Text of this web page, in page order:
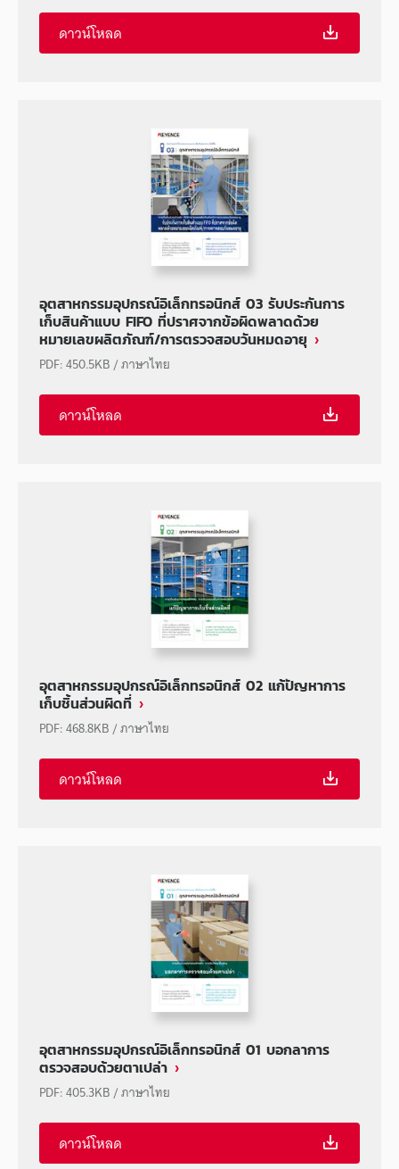
ดาวน์โหลด
อุตสาหกรรมอุปกรณ์อิเล็กทรอนิกส์ 03 รับประกันการ
เก็บสินค้าแบบ FIFO ที่ปราศจากข้อผิดพลาดด้วย
หมายเลขผลิตภัณฑ์/การตรวจสอบวันหมดอายุ
PDF:450.5KB/ภาษาไทย
ดาวน์โหลด
อุตสาหกรรมอุปกรณ์อิเล็กทรอนิกส์ 02 แก้ปัญหาการ
เก็บชิ้นส่วนผิดที่
PDF:468.8KB/ภาษาไทย
ดาวน์โหลด
อุตสาหกรรมอุปกรณ์อิเล็กทรอนิกส์ 01 บอกลาการ
ตรวจสอบด้วยตาเปล่า
PDF:405.3KB/ภาษาไทย
ดาวน์โหลด